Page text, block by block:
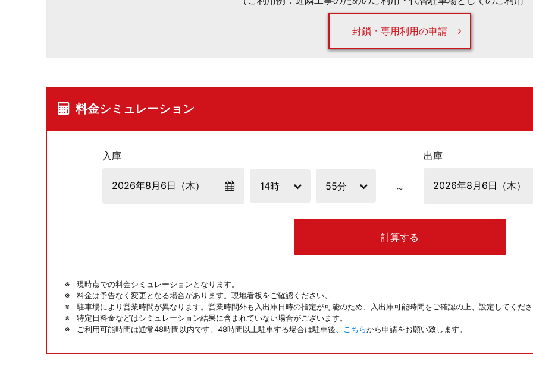
封鎖・専用利用の申請
料金シミュレーション
入庫 出庫
計算する
現時点での料金シミュレーションとなります。
料金は予告なく変更となる場合があります。現地看板をご確認ください。
駐車場により営業時間が異なります。営業時間外も入出庫日時の指定が可能のため、入出庫可能時間をご確認の上、設定してくだ
特定日料金などはシミュレーション結果に含まれていない場合がございます。
ご利用可能時間は通常48時間以内です。48時間以上駐車する場合は駐車後、
こちらから申請をお願い致します。